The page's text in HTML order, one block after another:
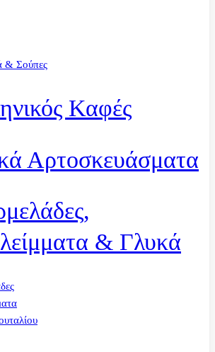
& Σούπες
Καφές
Αρτοσκευάσματα
& Γλυκά